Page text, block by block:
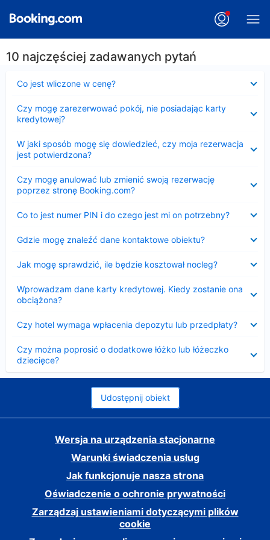
10 najczęściej zadawanych pytań
Co jest wliczone w cenę?
Czy mogę zarezerwować pokój, nie posiadając karty
kredytowej?
W jaki sposób mogę się dowiedzieć, czy moja rezerwacja
jest potwierdzona?
Czy mogę anulować lub zmienić swoją rezerwację
poprzez stronę Booking.com?
Co to jest numer PIN i do czego jest mi on potrzebny?
Gdzie mogę znaleźć dane kontaktowe obiektu?
Jak mogę sprawdzić, ile będzie kosztował nocleg?
Wprowadzam dane karty kredytowej. Kiedy zostanie ona
obciążona?
Czy hotel wymaga wpłacenia depozytu lub przedpłaty?
Czy można poprosić o dodatkowe łóżko lub łóżeczko
dziecięce?
Udostępnij obiekt
Wersja na urządzenia stacjonarne
Warunki świadczenia usług
Jak funkcjonuje nasza strona
Oświadczenie o ochronie prywatności
Zarządzaj ustawieniami dotyczącymi plików
cookie